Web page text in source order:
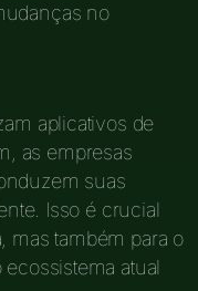
no
aplicativos de
as empresas
suas
Isso é crucial
mas também para o
atual